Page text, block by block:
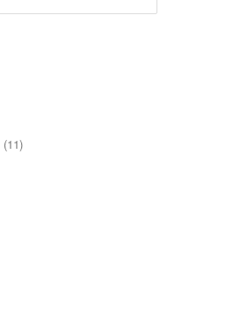
(11)